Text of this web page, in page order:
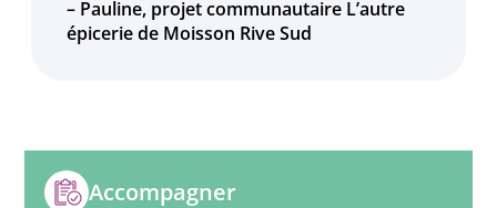
– Pauline, projet communautaire L’autre
épicerie de Moisson Rive Sud
Accompagner